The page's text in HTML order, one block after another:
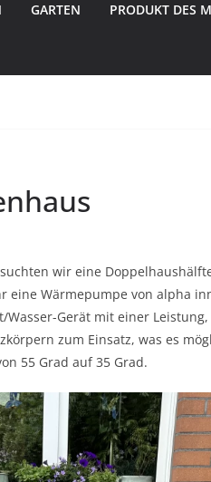
GARTEN PRODUKT DES
wir eine
eine Wärmepumpe von alpha
Gerät mit einer
zum Einsatz, was es
55 Grad auf 35 Grad.